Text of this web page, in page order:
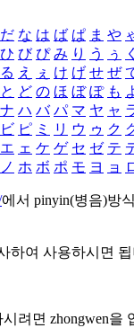
だ な は ば ぱ ま や
ひ び ぴ み り う ぅ く
る え ぇ け げ せ ぜ
と ど の ほ ぼ ぽ も
ナ ハ バ パ マ ヤ ャ
ビ ピ ミ リ ウ ゥ ク
エ ェ ケ ゲ セ ゼ テ
ノ ホ ボ ポ モ ヨ ョ
에서 pinyin(병음)방
하여 사용하시면
려면 zhongwen을